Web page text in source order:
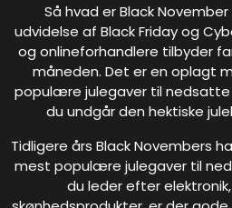
Så hvad er Black
udvidelse af Black Friday og
og onlineforhandlere tilbyder
måneden. Det er en oplagt
populære julegaver til
du undgår den hektiske
Tidligere års Black Novembers
mest populære julegaver til
du leder efter